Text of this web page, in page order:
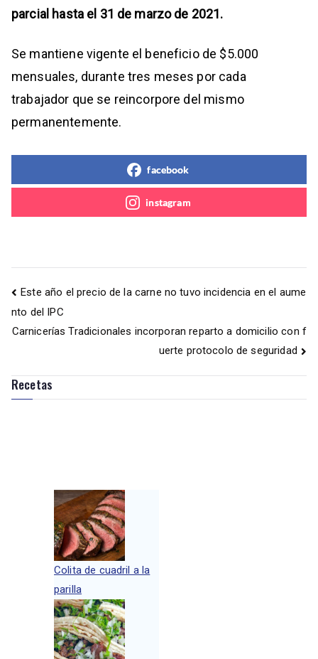
parcial hasta el 31 de marzo de 2021.
Se mantiene vigente el beneficio de $5.000
mensuales, durante tres meses por cada
trabajador que se reincorpore del mismo
permanentemente.
facebook
instagram
Este año el precio de la carne no tuvo incidencia en el aume
nto del IPC
Carnicerías Tradicionales incorporan reparto a domicilio con f
uerte protocolo de seguridad
Recetas
Colita de cuadril a la
parilla